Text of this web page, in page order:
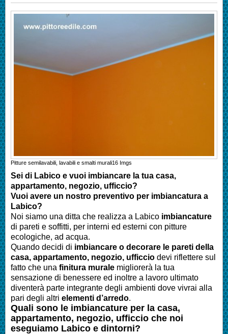
Pitture semilavabili, lavabili e smalti murali16 Imgs
Sei di Labico e vuoi imbiancare la tua casa,
appartamento, negozio, ufficcio?
Vuoi avere un nostro preventivo per imbiancatura a
Labico?
Noi siamo una ditta che realizza a Labico imbiancature
di pareti e soffitti, per interni ed esterni con pitture
ecologiche, ad acqua.
Quando decidi di imbiancare o decorare le pareti della
casa, appartamento, negozio, ufficcio devi riflettere sul
fatto che una finitura murale migliorerà la tua
sensazione di benessere ed inoltre a lavoro ultimato
diventerà parte integrante degli ambienti dove vivrai alla
pari degli altri elementi d’arredo.
Quali sono le imbiancature per la casa,
appartamento, negozio, ufficcio che noi
eseguiamo Labico e dintorni?